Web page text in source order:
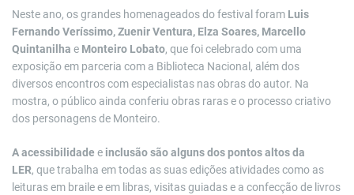
Neste ano, os grandes homenageados do festival foram Luis
Fernando Veríssimo, Zuenir Ventura, Elza Soares, Marcello
Quintanilha e Monteiro Lobato, que foi celebrado com uma
exposição em parceria com a Biblioteca Nacional, além dos
diversos encontros com especialistas nas obras do autor. Na
mostra, o público ainda conferiu obras raras e o processo criativo
dos personagens de Monteiro.
A acessibilidade e inclusão são alguns dos pontos altos da
LER, quetrabalha em todas as suas edições atividades como as
leituras em braile e em libras, visitas guiadas e a confecção de livros